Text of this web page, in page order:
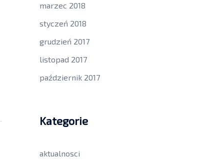
marzec 2018
styczeń 2018
grudzień 2017
listopad 2017
październik 2017
Kategorie
aktualnosci